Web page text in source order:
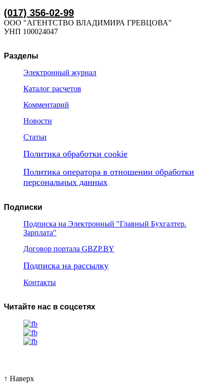
(017) 356-02-99
ООО "АГЕНТСТВО ВЛАДИМИРА ГРЕВЦОВА"
УНП 100024047
Разделы
Электронный журнал
Каталог расчетов
Комментарий
Новости
Статьи
Политика обработки cookie
Политика оператора в отношении обработки
персональных данных
Подписки
Подписка на Электронный "Главный Бухгалтер.
Зарплата"
Договор портала GBZP.BY
Подписка на рассылку
Контакты
Читайте нас в соцсетях
↑ Наверх